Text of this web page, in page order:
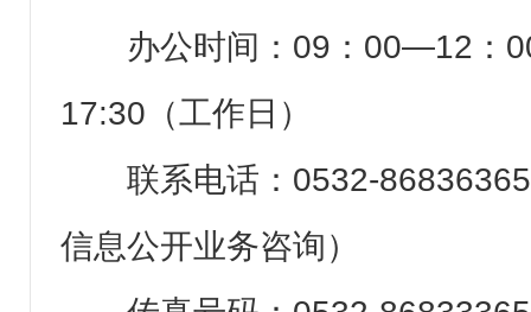
办公时间：09：00—12：
17:30（工作日）
联系电话：0532-
信息公开业务咨询）